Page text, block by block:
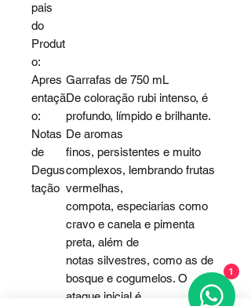
pais
do
Produt
o:
Apres
entaçã
o:
Notas
de
Degus
tação
Garrafas de 750 mL
De coloração rubi intenso, é
profundo, límpido e brilhante.
De aromas
finos, persistentes e muito
complexos, lembrando frutas
vermelhas,
compota, especiarias como
cravo e canela e pimenta
preta, além de
notas silvestres, como as de
bosque e cogumelos. O
ataque inicial é
1